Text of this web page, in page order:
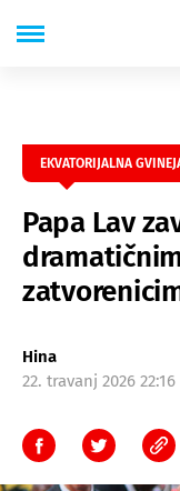
EKVATORIJALNA
Papa Lav
Hina
22. travanj 2026 22:16